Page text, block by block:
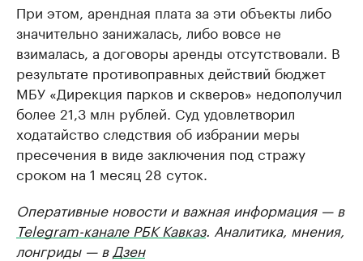
При этом, арендная плата за эти объекты либо
значительно занижалась, либо вовсе не
взималась, а договоры аренды отсутствовали. В
результате противоправных действий бюджет
МБУ «Дирекция парков и скверов» недополучил
более 21,3 млн рублей. Суд удовлетворил
ходатайство следствия об избрании меры
пресечения в виде заключения под стражу
сроком на 1 месяц 28 суток.
Оперативные новости и важная информация — в
Telegram-канале РБК Кавказ. Аналитика, мнения,
лонгриды — в Дзен